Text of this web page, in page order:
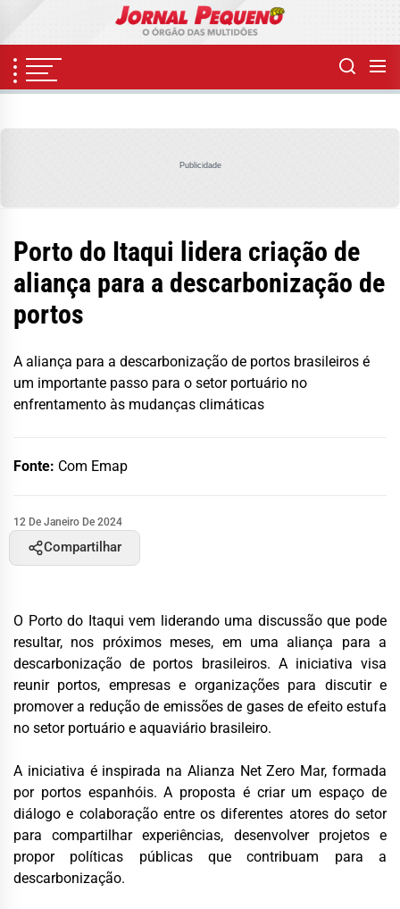
content
Publicidade
Porto do Itaqui lidera criação de
aliança para a descarbonização de
portos
A aliança para a descarbonização de portos brasileiros é
um importante passo para o setor portuário no
enfrentamento às mudanças climáticas
Fonte: Com Emap
12 De Janeiro De 2024
Compartilhar
O Porto do Itaqui vem liderando uma discussão que pode
resultar, nos próximos meses, em uma aliança para a
descarbonização de portos brasileiros. A iniciativa visa
reunir portos, empresas e organizações para discutir e
promover a redução de emissões de gases de efeito estufa
no setor portuário e aquaviário brasileiro.
A iniciativa é inspirada na Alianza Net Zero Mar, formada
por portos espanhóis. A proposta é criar um espaço de
diálogo e colaboração entre os diferentes atores do setor
para compartilhar experiências, desenvolver projetos e
propor políticas públicas que contribuam para a
descarbonização.